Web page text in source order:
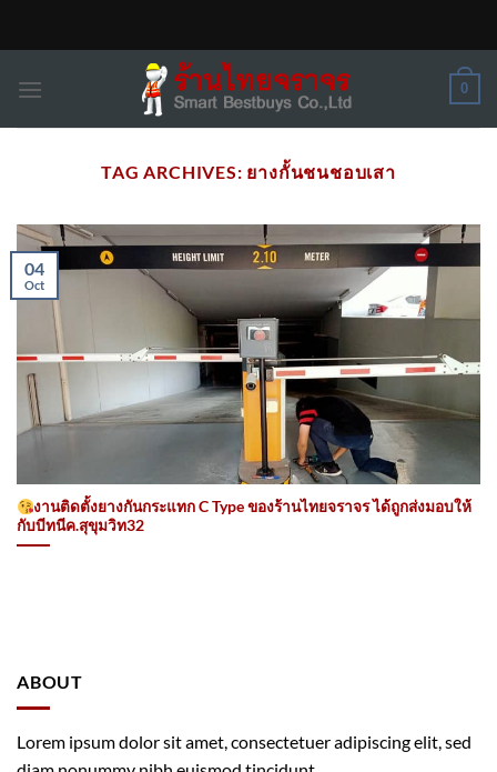
0
TAG ARCHIVES: ยางกั้นชนชอบเสา
งานติดตั้งยางกันกระแทก C Type ของร้านไทยจราจร ได้ถูกส่งมอบให้
กับบีทนีค.สุขุมวิท32
04
Oct
ABOUT
Lorem ipsum dolor sit amet, consectetuer adipiscing elit, sed